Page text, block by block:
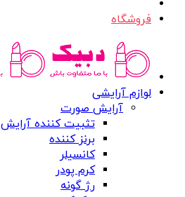
فروشگاه
لوازم آرایشی
آرایش صورت
تثبیت کننده آرایش
برنز کننده
کانسیلر
کرم پودر
رژ گونه